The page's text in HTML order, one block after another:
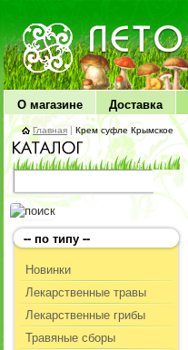
ЛЕТО чудо здоровья
О магазине Доставка
Главная |Крем суфле Крымское
-- по типу --
Новинки
Лекарственные травы
Лекарственные грибы
Травяные сборы